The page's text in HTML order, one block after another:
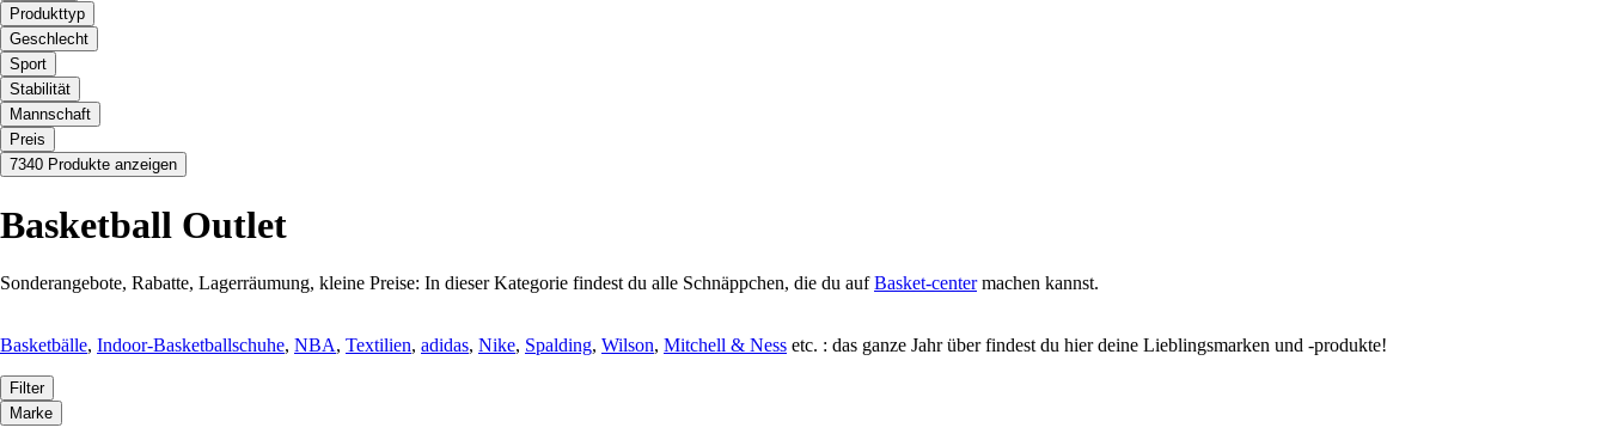
Produkttyp
Geschlecht
Sport
Stabilität
Mannschaft
Preis
7340 Produkte anzeigen
Basketball Outlet
Sonderangebote, Rabatte, Lagerräumung, kleine Preise: In dieser Kategorie findest du alle Schnäppchen, die du aufBasket-centermachen kannst.
Basketbälle, Indoor-Basketballschuhe, NBA, Textilien, adidas, Nike, Spalding, Wilson, Mitchell & Ness etc. : das ganze Jahr über findest du hier deine Lieblingsmarken und -produkte!
Filter
Marke